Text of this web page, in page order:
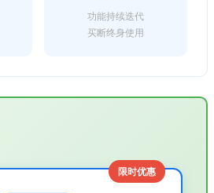
功能持续迭代
买断终身使用
限时优惠